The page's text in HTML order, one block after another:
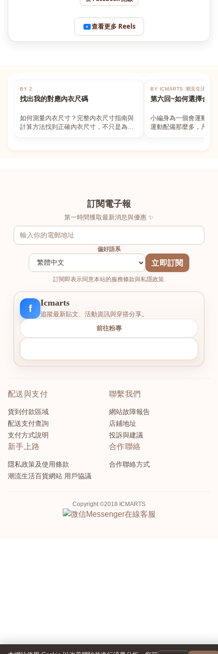
查看更多 Reels
BY 2
找出我的對應內衣尺碼
如何測量內衣尺寸？完整內衣尺寸指南與
計算方法找到正確內衣尺寸，不只是為了
BY ICMARTS 潮流生活百貨
第六回~如何選擇合適
小編身為一個會運動的
運動配備那麼多，凡舉
訂閱電子報
第一時間獲取最新消息與優惠 ✨
偏好語系
立即訂閱
訂閱即表示同意本站的服務條款與私隱政策.
f
Icmarts
追蹤最新貼文、活動資訊與穿搭分享。
前往粉專
配送與支付
貨到付款區域
配送支付查詢
支付方式說明
聯繫我們
網站故障報告
店鋪地址
投訴與建議
新手上路
隱私政策及使用條款
潮流生活百貨網站 用戶協議
合作聯絡
合作聯絡方式
Copyright ©2018 ICMARTS
Messenger在線客服